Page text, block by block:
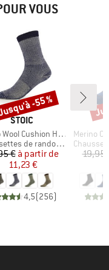
VOUS
MARQUE
STOIC
Cushion Heavy Socks
group
de randonnée
Prix
€ Prix réduit
à partir de
11,23 €
4,5(256)
-55 %
Article
Merino
Product
19,95